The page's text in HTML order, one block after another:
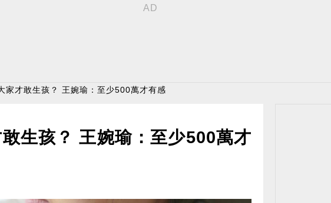
家才敢生孩？ 王婉瑜：至少500萬才有感
生孩？ 王婉瑜：至少500萬才